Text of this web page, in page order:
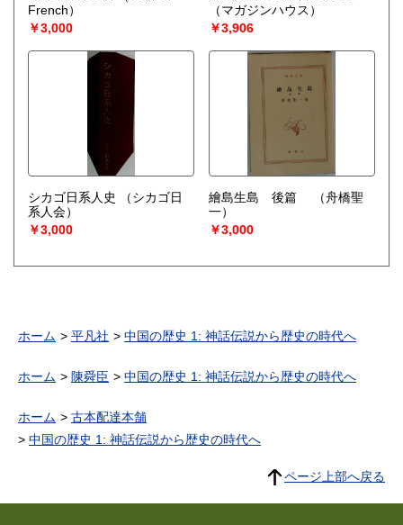
French）
￥3,000
（マガジンハウス）
￥3,906
シカゴ日系人史
（シカゴ日
系人会）
￥3,000
繪島生島 後篇
（舟橋聖
一）
￥3,000
ホーム 平凡社 中国の歴史 1: 神話伝説から歴史の時代へ
ホーム 陳舜臣 中国の歴史 1: 神話伝説から歴史の時代へ
ホーム
古本配達本舗
中国の歴史 1: 神話伝説から歴史の時代へ
ページ上部へ戻る